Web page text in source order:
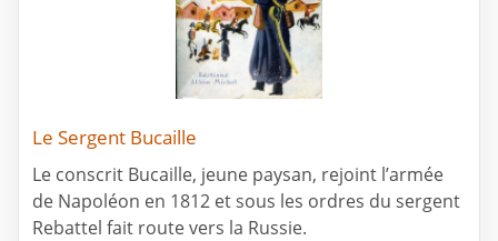
Le Sergent Bucaille
Le conscrit Bucaille, jeune paysan, rejoint l’armée
de Napoléon en 1812 et sous les ordres du sergent
Rebattel fait route vers la Russie.